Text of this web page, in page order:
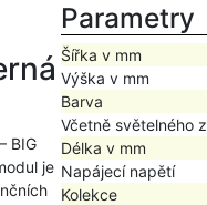
BIG
je
Parametry
Šířka v mm
Výška v mm
Barva
Včetně světelného
Délka v mm
Napájecí napětí
Kolekce